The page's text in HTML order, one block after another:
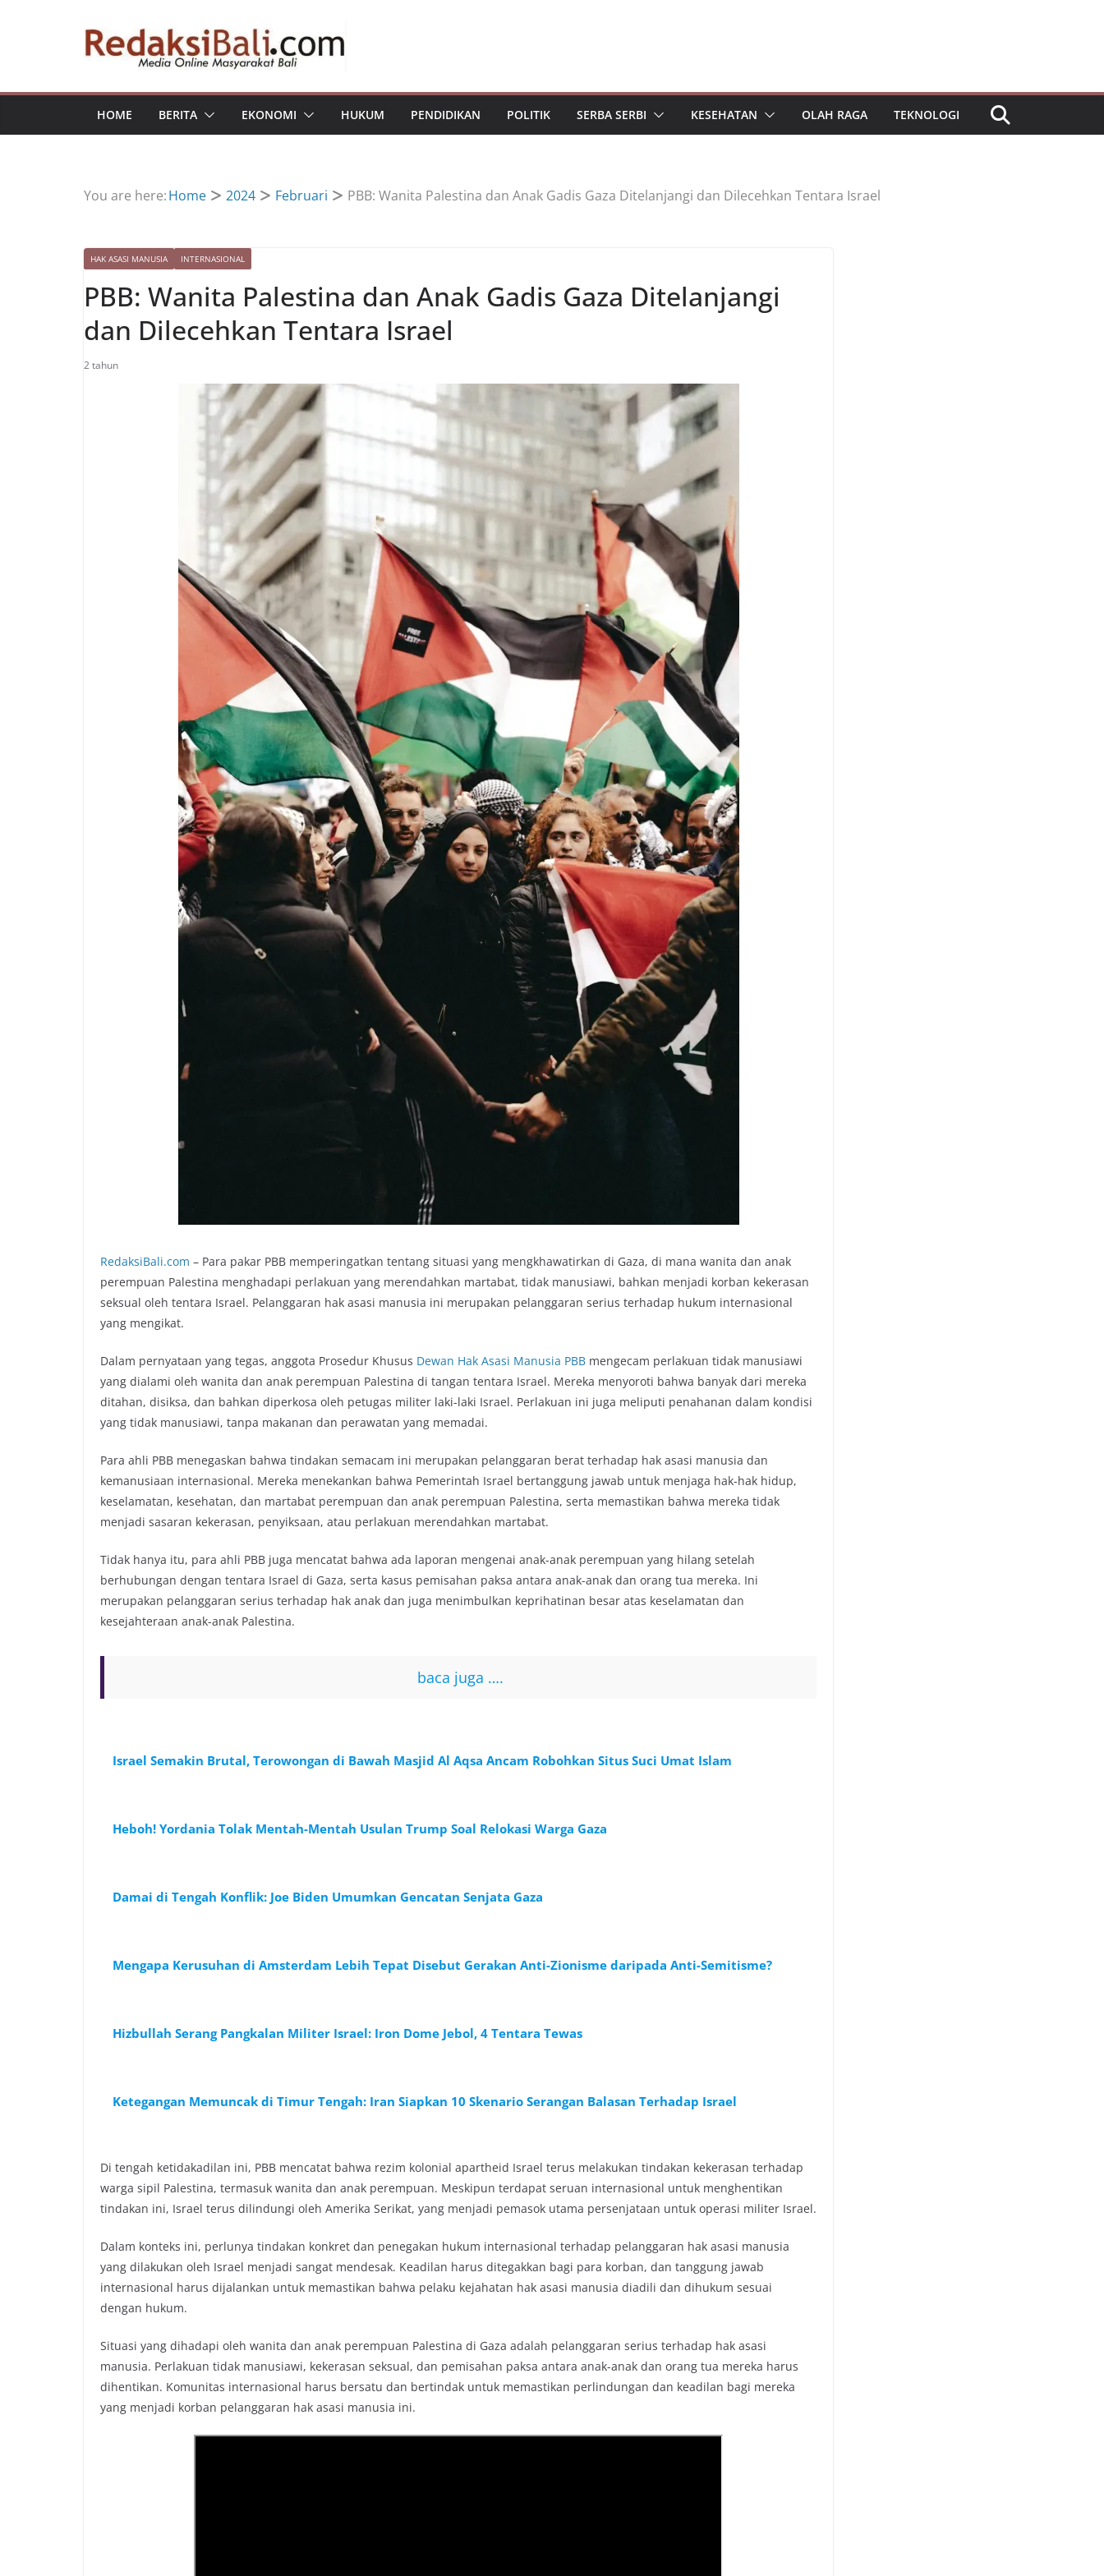
HOME BERITA EKONOMI HUKUM PENDIDIKAN POLITIK SERBA SERBI KESEHATAN OLAH RAGA TEKNOLOGI
You are here:Home 2024 Februari PBB: Wanita Palestina dan Anak Gadis Gaza Ditelanjangi dan Dilecehkan Tentara Israel
HAK ASASI MANUSIA INTERNASIONAL
PBB: Wanita Palestina dan Anak Gadis Gaza Ditelanjangi
dan Dilecehkan Tentara Israel
2 tahun
RedaksiBali.com – Para pakar PBB memperingatkan tentang situasi yang mengkhawatirkan di Gaza, di mana wanita dan anak
perempuan Palestina menghadapi perlakuan yang merendahkan martabat, tidak manusiawi, bahkan menjadi korban kekerasan
seksual oleh tentara Israel. Pelanggaran hak asasi manusia ini merupakan pelanggaran serius terhadap hukum internasional
yang mengikat.
Dalam pernyataan yang tegas, anggota Prosedur Khusus Dewan Hak Asasi Manusia PBB mengecam perlakuan tidak manusiawi
yang dialami oleh wanita dan anak perempuan Palestina di tangan tentara Israel. Mereka menyoroti bahwa banyak dari mereka
ditahan, disiksa, dan bahkan diperkosa oleh petugas militer laki-laki Israel. Perlakuan ini juga meliputi penahanan dalam kondisi
yang tidak manusiawi, tanpa makanan dan perawatan yang memadai.
Para ahli PBB menegaskan bahwa tindakan semacam ini merupakan pelanggaran berat terhadap hak asasi manusia dan
kemanusiaan internasional. Mereka menekankan bahwa Pemerintah Israel bertanggung jawab untuk menjaga hak-hak hidup,
keselamatan, kesehatan, dan martabat perempuan dan anak perempuan Palestina, serta memastikan bahwa mereka tidak
menjadi sasaran kekerasan, penyiksaan, atau perlakuan merendahkan martabat.
Tidak hanya itu, para ahli PBB juga mencatat bahwa ada laporan mengenai anak-anak perempuan yang hilang setelah
berhubungan dengan tentara Israel di Gaza, serta kasus pemisahan paksa antara anak-anak dan orang tua mereka. Ini
merupakan pelanggaran serius terhadap hak anak dan juga menimbulkan keprihatinan besar atas keselamatan dan
kesejahteraan anak-anak Palestina.
baca juga ….
Israel Semakin Brutal, Terowongan di Bawah Masjid Al Aqsa Ancam Robohkan Situs Suci Umat Islam
Heboh! Yordania Tolak Mentah-Mentah Usulan Trump Soal Relokasi Warga Gaza
Damai di Tengah Konflik: Joe Biden Umumkan Gencatan Senjata Gaza
Mengapa Kerusuhan di Amsterdam Lebih Tepat Disebut Gerakan Anti-Zionisme daripada Anti-Semitisme?
Hizbullah Serang Pangkalan Militer Israel: Iron Dome Jebol, 4 Tentara Tewas
Ketegangan Memuncak di Timur Tengah: Iran Siapkan 10 Skenario Serangan Balasan Terhadap Israel
Di tengah ketidakadilan ini, PBB mencatat bahwa rezim kolonial apartheid Israel terus melakukan tindakan kekerasan terhadap
warga sipil Palestina, termasuk wanita dan anak perempuan. Meskipun terdapat seruan internasional untuk menghentikan
tindakan ini, Israel terus dilindungi oleh Amerika Serikat, yang menjadi pemasok utama persenjataan untuk operasi militer Israel.
Dalam konteks ini, perlunya tindakan konkret dan penegakan hukum internasional terhadap pelanggaran hak asasi manusia
yang dilakukan oleh Israel menjadi sangat mendesak. Keadilan harus ditegakkan bagi para korban, dan tanggung jawab
internasional harus dijalankan untuk memastikan bahwa pelaku kejahatan hak asasi manusia diadili dan dihukum sesuai
dengan hukum.
Situasi yang dihadapi oleh wanita dan anak perempuan Palestina di Gaza adalah pelanggaran serius terhadap hak asasi
manusia. Perlakuan tidak manusiawi, kekerasan seksual, dan pemisahan paksa antara anak-anak dan orang tua mereka harus
dihentikan. Komunitas internasional harus bersatu dan bertindak untuk memastikan perlindungan dan keadilan bagi mereka
yang menjadi korban pelanggaran hak asasi manusia ini.